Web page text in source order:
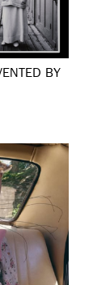
BY